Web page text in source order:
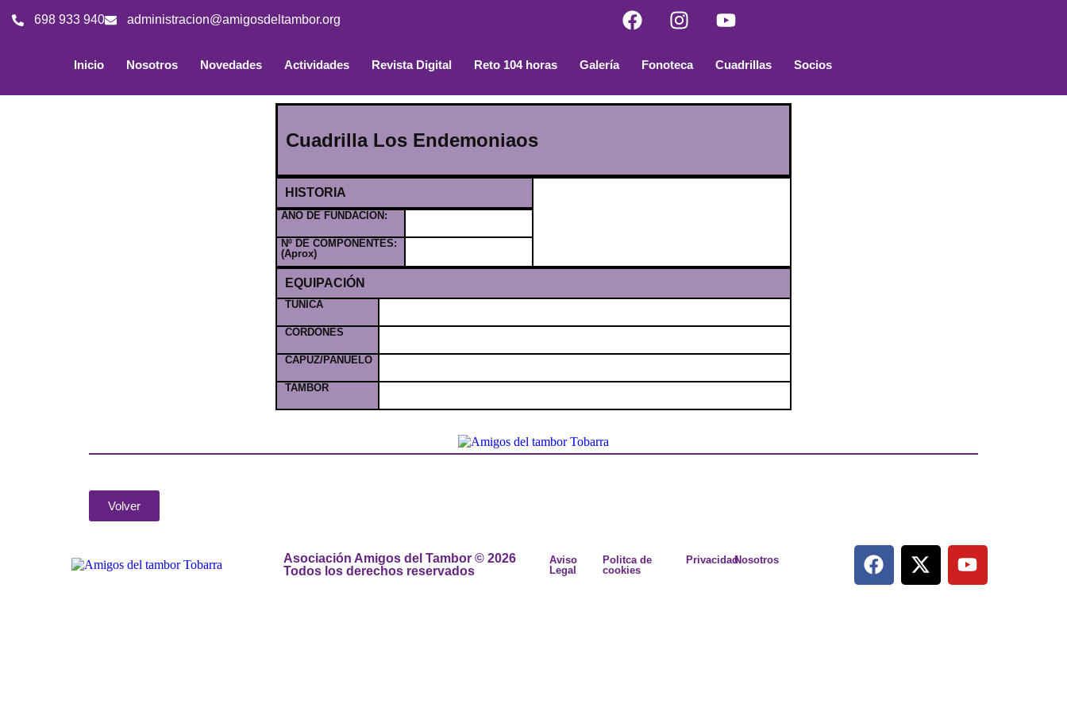
698 933 940 administracion@amigosdeltambor.org
Inicio Nosotros Novedades Actividades Revista Digital Reto 104 horas Galería Fonoteca Cuadrillas Socios
Cuadrilla Los Endemoniaos
HISTORIA
AÑO DE FUNDACION:
Nº DE COMPONENTES:
(Aprox)
EQUIPACIÓN
TÚNICA
CORDONES
CAPUZ/PAÑUELO
TAMBOR
Volver
Asociación Amigos del Tambor © 2026
Todos los derechos reservados
Aviso
Legal
Politca de
cookies
PrivacidadNosotros